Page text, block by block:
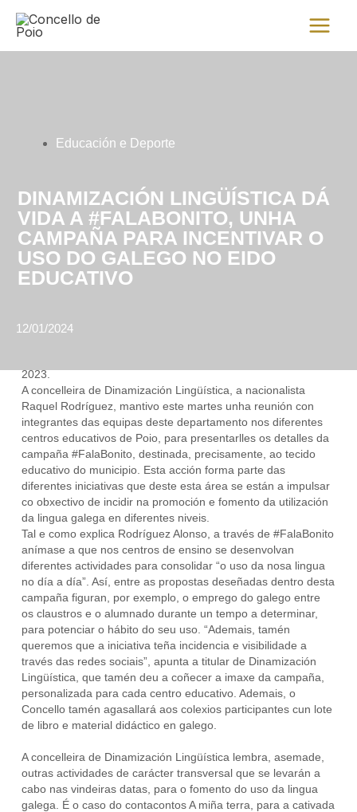
contenido
Main
Menu
Educación e Deporte
DINAMIZACIÓN LINGÜÍSTICA DÁ
VIDA A #FALABONITO, UNHA
CAMPAÑA PARA INCENTIVAR O
USO DO GALEGO NO EIDO
EDUCATIVO
12/01/2024
2023.
A concelleira de Dinamización Lingüística, a nacionalista
Raquel Rodríguez, mantivo este martes unha reunión con
integrantes das equipas deste departamento nos diferentes
centros educativos de Poio, para presentarlles os detalles da
campaña #FalaBonito, destinada, precisamente, ao tecido
educativo do municipio. Esta acción forma parte das
diferentes iniciativas que deste esta área se están a impulsar
co obxectivo de incidir na promoción e fomento da utilización
da lingua galega en diferentes niveis.
Tal e como explica Rodríguez Alonso, a través de #FalaBonito
anímase a que nos centros de ensino se desenvolvan
diferentes actividades para consolidar “o uso da nosa lingua
no día a día”. Así, entre as propostas deseñadas dentro desta
campaña figuran, por exemplo, o emprego do galego entre
os claustros e o alumnado durante un tempo a determinar,
para potenciar o hábito do seu uso. “Ademais, tamén
queremos que a iniciativa teña incidencia e visibilidade a
través das redes sociais”, apunta a titular de Dinamización
Lingüística, que tamén deu a coñecer a imaxe da campaña,
personalizada para cada centro educativo. Ademais, o
Concello tamén agasallará aos colexios participantes cun lote
de libro e material didáctico en galego.
A concelleira de Dinamización Lingüística lembra, asemade,
outras actividades de carácter transversal que se levarán a
cabo nas vindeiras datas, para o fomento do uso da lingua
galega. É o caso do contacontos A miña terra, para a cativada